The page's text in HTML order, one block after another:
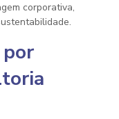
corporativa,